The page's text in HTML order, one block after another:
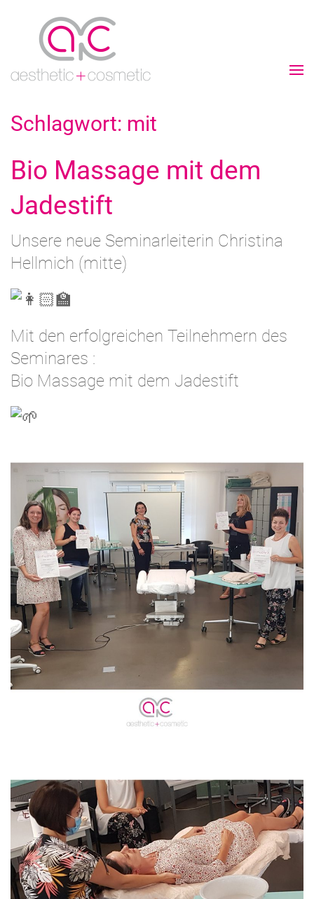
Schlagwort: mit
Bio Massage mit dem
Jadestift
Unsere neue Seminarleiterin Christina
Hellmich (mitte)
Mit den erfolgreichen Teilnehmern des
Seminares :
Bio Massage mit dem Jadestift